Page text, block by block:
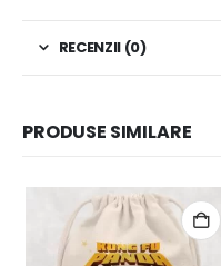
RECENZII (0)
PRODUSE SIMILARE